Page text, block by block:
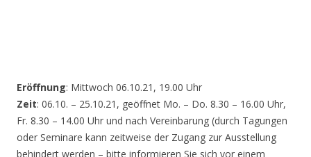
Eröffnung: Mittwoch 06.10.21, 19.00 Uhr
Zeit: 06.10. – 25.10.21, geöffnet Mo. – Do. 8.30 – 16.00 Uhr,
Fr. 8.30 – 14.00 Uhr und nach Vereinbarung (durch Tagungen
oder Seminare kann zeitweise der Zugang zur Ausstellung
behindert werden – bitte informieren Sie sich vor einem